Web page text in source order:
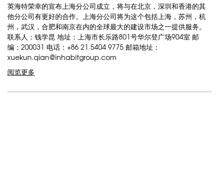
英海特荣幸的宣布上海分公司成立，将与在北京，深圳和香港的其
他分公司有更好的合作。上海分公司将为这个包括上海，苏州，杭
州，武汉，合肥和南京在内的全球最大的建设市场之一提供服务。
联系人：钱学昆 地址：上海市长乐路801号华尔登广场904室 邮
编：200031 电话：+86 21 5404 9775 邮箱地址：
xuekun.qian@inhabitgroup.com
阅览更多